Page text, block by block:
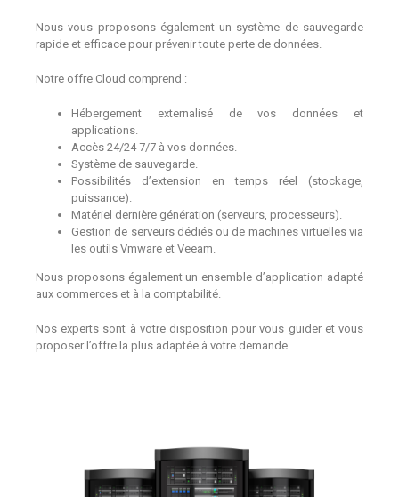
Nous vous proposons également un système de sauvegarde
rapide et efficace pour prévenir toute perte de données.
Notre offre Cloud comprend :
Hébergement externalisé de vos données et
applications.
Accès 24/24 7/7 à vos données.
Système de sauvegarde.
Possibilités d’extension en temps réel (stockage,
puissance).
Matériel dernière génération (serveurs, processeurs).
Gestion de serveurs dédiés ou de machines virtuelles via
les outils Vmware et Veeam.
Nous proposons également un ensemble d’application adapté
aux commerces et à la comptabilité.
Nos experts sont à votre disposition pour vous guider et vous
proposer l’offre la plus adaptée à votre demande.